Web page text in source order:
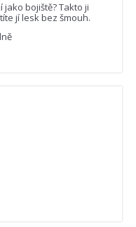
bojiště? Takto ji
jí lesk bez šmouh.